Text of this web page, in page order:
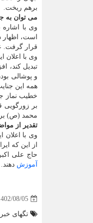
برهم ریخت.
می توان به
وی با
است،
قرار گرفت.
وی با اعلان
تبدیل کند،
و پوشالی
همه این
خطیب نماز
بر زورگویی
محمد (ص)
تقدیر از
وی با
از این که
حاج علی
آموزش دهند. ما
08/05
تگهای